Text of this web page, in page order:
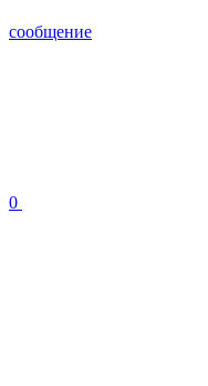
сообщение
0